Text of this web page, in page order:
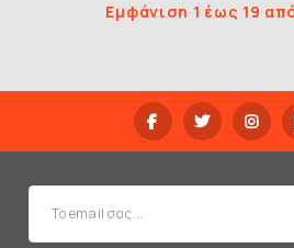
Εμφάνιση 1 έως 19